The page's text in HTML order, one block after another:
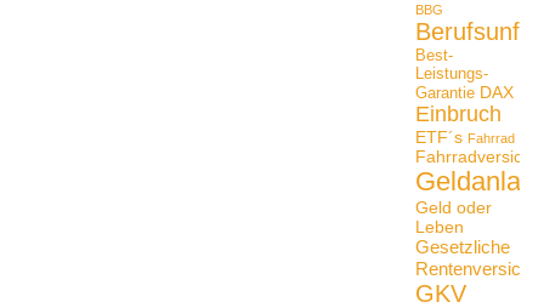
BBG
Best-
Leistungs-
Garantie DAX
Einbruch
ETF´s Fahrrad
Geld oder
Leben
Gesetzliche
GKV